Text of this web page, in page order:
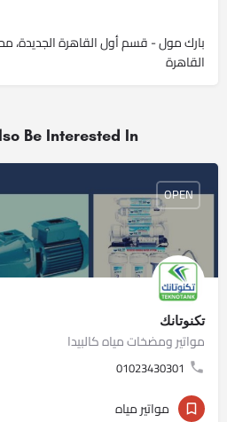
بارك مول - قسم أول القاهرة الجديدة،
القاهرة
Be Interested In
تكنوتانك
مواتير ومضخات مياه كالبيدا
01023430301
OPEN
مواتير مياه